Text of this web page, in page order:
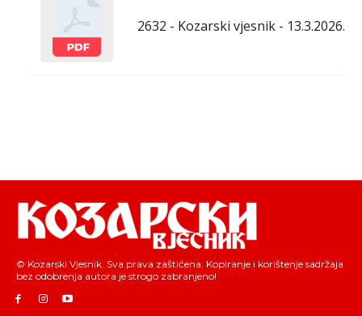
2632 - Kozarski vjesnik - 13.3.2026.
© Kozarski Vjesnik. Sva prava zaštićena. Kopiranje i korištenje sadržaja
bez odobrenja autora je strogo zabranjeno!